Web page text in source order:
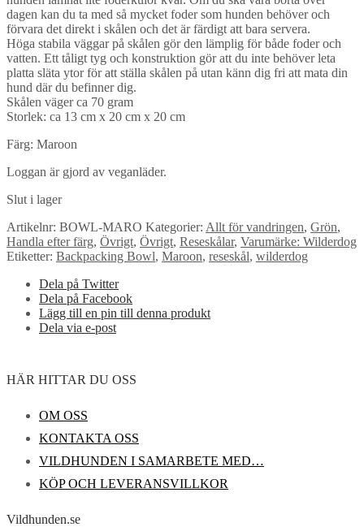
dagen kan du ta med så mycket foder som hunden behöver och
förvara det direkt i skålen och det är färdigt att bara servera.
Höga stabila väggar på skålen gör den lämplig för både foder och
vatten. Ett tåligt tyg och konstruktion gör att du inte behöver leta
platta släta ytor för att ställa skålen på utan känn dig fri att mata din
hund där du befinner dig.
Skålen väger ca 70 gram
Storlek: ca 13 cm x 20 cm x 20 cm
Färg: Maroon
Loggan är gjord av veganläder.
Slut i lager
Artikelnr: BOWL-MARO Kategorier: Allt för vandringen, Grön,
Handla efter färg, Övrigt, Övrigt, Reseskålar, Varumärke: Wilderdog
Etiketter: Backpacking Bowl, Maroon, reseskål, wilderdog
Dela på Twitter
Dela på Facebook
Lägg till en pin till denna produkt
Dela via e-post
HÄR HITTAR DU OSS
OM OSS
KONTAKTA OSS
VILDHUNDEN I SAMARBETE MED…
KÖP OCH LEVERANSVILLKOR
Vildhunden.se